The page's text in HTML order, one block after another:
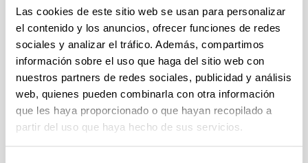
Las cookies de este sitio web se usan para personalizar
el contenido y los anuncios, ofrecer funciones de redes
sociales y analizar el tráfico. Además, compartimos
información sobre el uso que haga del sitio web con
nuestros partners de redes sociales, publicidad y análisis
web, quienes pueden combinarla con otra información
que les haya proporcionado o que hayan recopilado a
partir del uso que haya hecho de sus servicios.
Relevancia y supervivencia de la empresa
familiar. La empresa familiar en España
(pdf,
4,3 Mb)
Red de Cátedras de Empresa Familiar. IEF 2025
La rentabilidad de las empresas familiares a
través de la calificación crediticia
(pdf, 1,6 Mb)
Observatorio INBONIS de la empresa familiar y
IEF
Radiografía de la Empresa Familiar en Bizkaia